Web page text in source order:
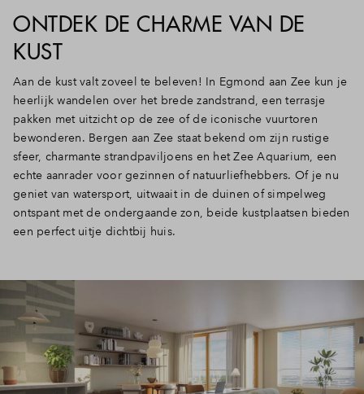
ONTDEK DE CHARME VAN DE
KUST
Aan de kust valt zoveel te beleven! In Egmond aan Zee kun je
heerlijk wandelen over het brede zandstrand, een terrasje
pakken met uitzicht op de zee of de iconische vuurtoren
bewonderen. Bergen aan Zee staat bekend om zijn rustige
sfeer, charmante strandpaviljoens en het Zee Aquarium, een
echte aanrader voor gezinnen of natuurliefhebbers. Of je nu
geniet van watersport, uitwaait in de duinen of simpelweg
ontspant met de ondergaande zon, beide kustplaatsen bieden
een perfect uitje dichtbij huis.